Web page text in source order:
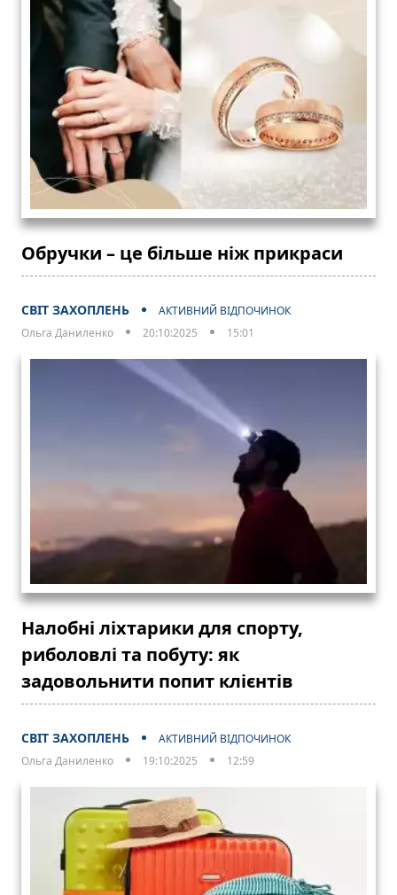
Обручки – це більше ніж прикраси
СВІТ ЗАХОПЛЕНЬ
АКТИВНИЙ ВІДПОЧИНОК
Ольга Даниленко
20:10:2025 15:01
Налобні ліхтарики для спорту,
риболовлі та побуту: як
задовольнити попит клієнтів
СВІТ ЗАХОПЛЕНЬ
АКТИВНИЙ ВІДПОЧИНОК
Ольга Даниленко
19:10:2025 12:59